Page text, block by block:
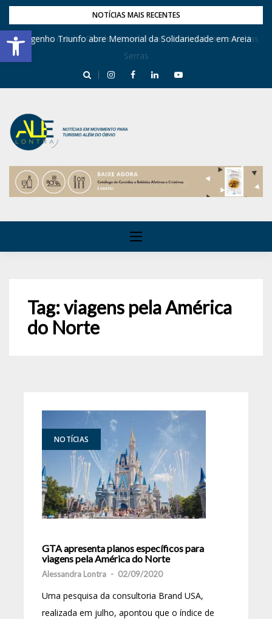
Barra de Ferramentas Aberta
NOTÍCIAS MAIS RECENTES
Dona Inês recebe Geraldo Azevedo no Festival de Inverno das
Serras
Engenho Triunfo abre Memorial da Solidariedade em Areia
Tag:viagens pela América
do Norte
NOTÍCIAS
GTA apresenta planos específicos para
viagens pela América do Norte
Alessandra Lontra - 02/09/2020
Uma pesquisa da consultoria Brand USA,
realizada em julho, apontou que o índice de